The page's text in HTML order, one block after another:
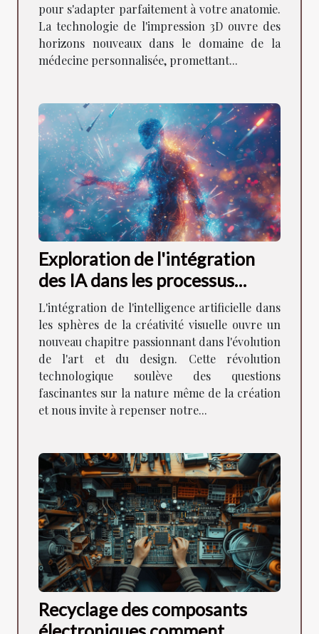
pour s'adapter parfaitement à votre anatomie.
La technologie de l'impression 3D ouvre des
horizons nouveaux dans le domaine de la
médecine personnalisée, promettant...
Exploration de l'intégration
des IA dans les processus
créatifs visuels
L'intégration de l'intelligence artificielle dans
les sphères de la créativité visuelle ouvre un
nouveau chapitre passionnant dans l'évolution
de l'art et du design. Cette révolution
technologique soulève des questions
fascinantes sur la nature même de la création
et nous invite à repenser notre...
Recyclage des composants